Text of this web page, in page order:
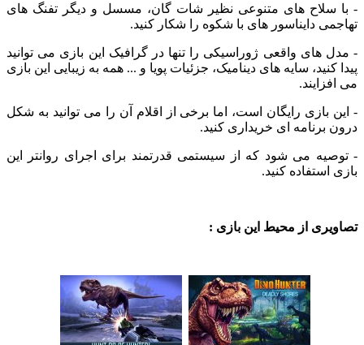
های متنوعی نظیر شات گان، مسسل و دیگر تفنگ های
دایناسور های با شکوه را شکار کنید.
واقعی ژوراسیکی را تنها در گرافیک این بازی می توانید
سایه های دینامیک، جزئیات پویا و ... همه به زیبایی این بازی
رایگان است، اما برخی از اقلام آن را می توانید به شکل
ای خریداری کنید.
می شود که از سیستمی قدرتمند برای اجرای روانتر این
کنید.
از محیط این بازی :